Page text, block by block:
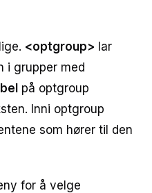
<optgroup> lar
i grupper med
på optgroup
Inni optgroup
som hører til den
for å velge